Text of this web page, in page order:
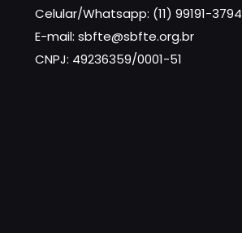
Celular/Whatsapp: (11) 99191-3794
E-mail: sbfte@sbfte.org.br
CNPJ: 49236359/0001-51